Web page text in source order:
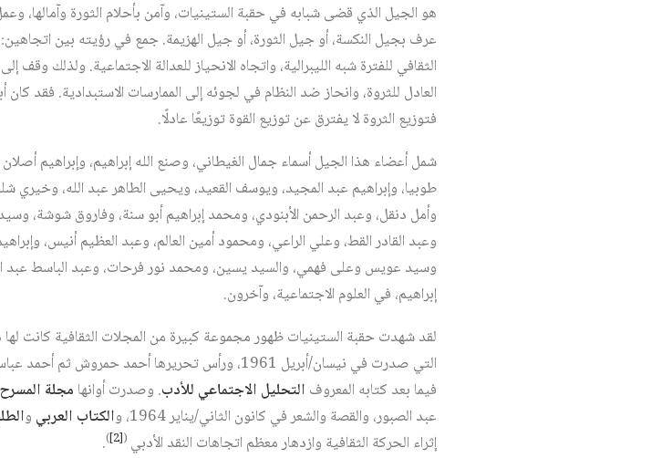
عرف بجيل النكسة، أو جيل الثورة، أو جيل الهزيمة. جمع في رؤيته بين اتجاهين:
الثقافي للفترة شبه الليبرالية، واتجاه الانحياز للعدالة الاجتماعية. ولذلك وقف
العادل للثروة، وانحاز ضد النظام في لجوئه إلى الممارسات الاستبدادية. فقد كان
فتوزيع الثروة لا يفترق عن توزيع القوة توزيعًا عادلًا.
شمل أعضاء هذا الجيل أسماء جمال الغيطاني، وصنع الله إبراهيم، وإبراهيم
طوبيا، وإبراهيم عبد المجيد، ويوسف القعيد، ويحيى الطاهر عبد الله، وخيري
وأمل دنقل، وعبد الرحمن الأبنودي، ومحمد إبراهيم أبو سنة، وفاروق شوشة،
وعبد القادر القط، وعلي الراعي، ومحمود أمين العالم، وعبد العظيم أنيس،
وسيد عويس وعلى فهمي، والسيد يسين، ومحمد نور فرحات، وعبد الباسط عبد
إبراهيم، في العلوم الاجتماعية، وآخرون.
لقد شهدت حقبة الستينيات ظهور مجموعة كبيرة من المجلات الثقافية كانت
التي صدرت في نيسان/أبريل 1961، ورأس تحريرها أحمد
فيما بعد كتابه المعروف التحليل الاجتماعي للأدب. وصدرت أوانها مجلة المسرح
عبد الصبور، والقصة والشعر في كانون الثاني/يناير 1964، و
الكتاب العربي و
إثراء الحركة الثقافية وازدهار معظم اتجاهات النقد الأدبي (
[2]
)
.